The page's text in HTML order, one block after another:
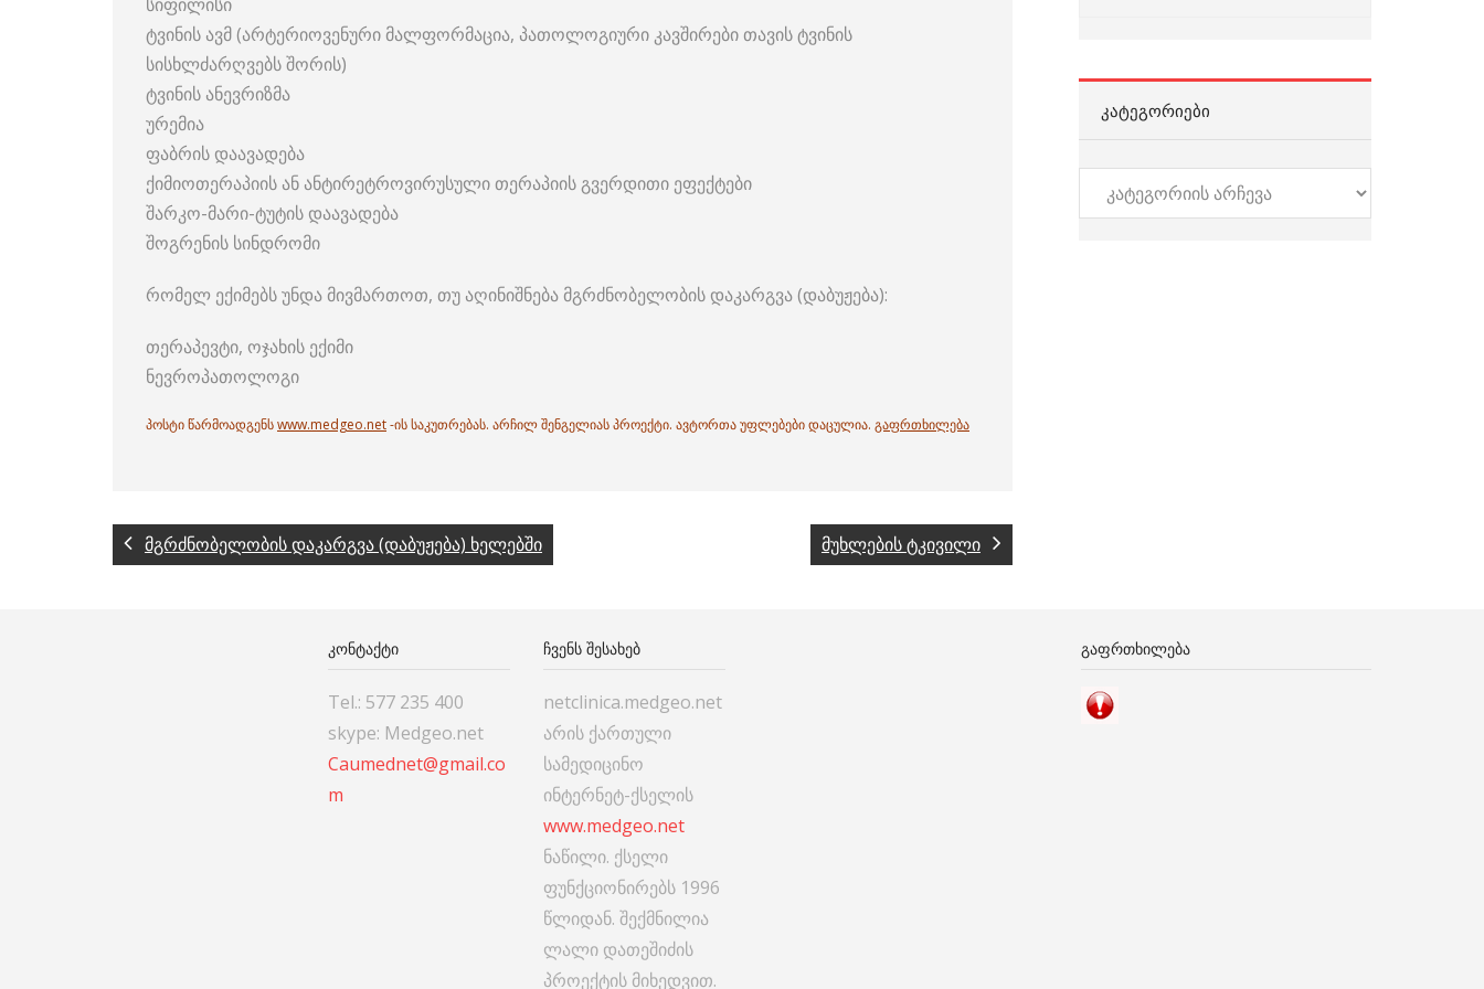
ტვინის ავმ (არტერიოვენური მალფორმაცია, პათოლოგიური კავშირები თავის ტვინის
სისხლძარღვებს შორის)
ტვინის ანევრიზმა
ურემია
ფაბრის დაავადება
ქიმიოთერაპიის ან ანტირეტროვირუსული თერაპიის გვერდითი ეფექტები
შარკო-მარი-ტუტის დაავადება
შოგრენის სინდრომი
რომელ ექიმებს უნდა მივმართოთ, თუ აღინიშნება მგრძნობელობის დაკარგვა (დაბუჟება):
თერაპევტი, ოჯახის ექიმი
ნევროპათოლოგი
პოსტი წარმოადგენსwww.medgeo.net-ის საკუთრებას. არჩილ შენგელიას პროექტი. ავტორთა უფლებები დაცულია. გაფრთხილება
მგრძნობელობის დაკარგვა (დაბუჟება) ხელებში მუხლების ტკივილი
ᲙᲐᲢᲔᲒᲝᲠᲘᲔᲑᲘ
კატეგორიები
ᲙᲝᲜᲢᲐᲥᲢᲘ
Tel.: 577 235 400
skype: Medgeo.net
Caumednet@gmail.co
m
ᲩᲕᲔᲜᲡ ᲨᲔᲡᲐᲮᲔᲑ
netclinica.medgeo.net
არის ქართული
სამედიცინო
ინტერნეტ-ქსელის
www.medgeo.net
ნაწილი. ქსელი
ფუნქციონირებს 1996
წლიდან. შექმნილია
ლალი დათეშიძის
პროექტის მიხედვით.
ᲒᲐᲤᲠᲗᲮᲘᲚᲔᲑᲐ